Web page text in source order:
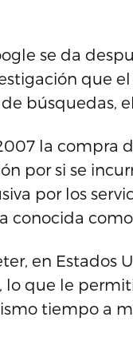
se da
que
búsquedas,
la
por si se
por los
como
en Estados
lo que le
tiempo a